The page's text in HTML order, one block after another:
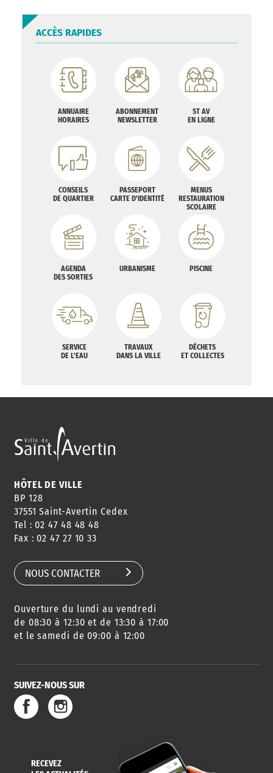
ACCÈS RAPIDES
ANNUAIRE
HORAIRES
ABONNEMENT
NEWSLETTER
ST AV
EN LIGNE
CONSEILS
DE QUARTIER
PASSEPORT
CARTE D'IDENTITÉ
MENUS
RESTAURATION
SCOLAIRE
AGENDA
DES SORTIES
URBANISME PISCINE
SERVICE
DE L'EAU
TRAVAUX
DANS LA VILLE
DÉCHETS
ET COLLECTES
HÔTEL DE VILLE
BP 128
37551 Saint-Avertin Cedex
Tel : 02 47 48 48 48
Fax : 02 47 27 10 33
NOUS CONTACTER
Ouverture du lundi au vendredi
de 08:30 à 12:30 et de 13:30 à 17:00
et le samedi de 09:00 à 12:00
SUIVEZ-NOUS SUR
RECEVEZ